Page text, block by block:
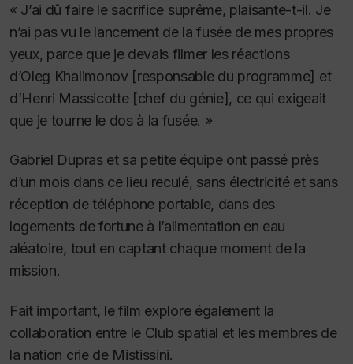
« J’ai dû faire le sacrifice suprême, plaisante-t-il. Je
n’ai pas vu le lancement de la fusée de mes propres
yeux, parce que je devais filmer les réactions
d’Oleg Khalimonov [responsable du programme] et
d’Henri Massicotte [chef du génie], ce qui exigeait
que je tourne le dos à la fusée. »
Gabriel Dupras et sa petite équipe ont passé près
d’un mois dans ce lieu reculé, sans électricité et sans
réception de téléphone portable, dans des
logements de fortune à l’alimentation en eau
aléatoire, tout en captant chaque moment de la
mission.
Fait important, le film explore également la
collaboration entre le Club spatial et les membres de
la nation crie de Mistissini.